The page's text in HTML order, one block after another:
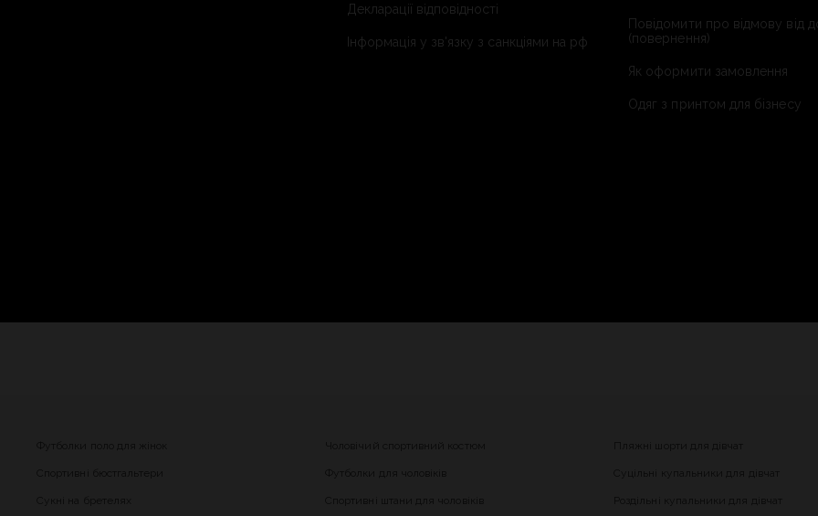
Декларації відповідності
Інформація у зв'язку з санкціями на рф
Повідомити про відмову від
(повернення)
Як оформити замовлення
Одяг з принтом для бізнесу